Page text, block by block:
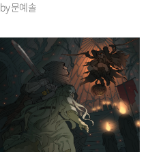
by 문예솔